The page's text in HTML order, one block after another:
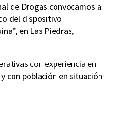
de Drogas convocamos a
del dispositivo
en Las Piedras,
con experiencia en
con población en situación